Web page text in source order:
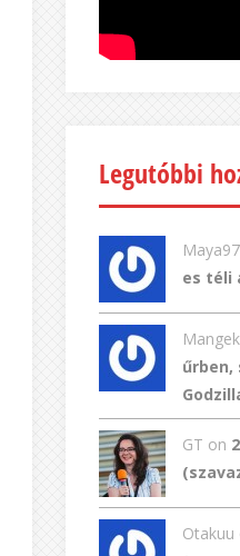
Legutóbbi
es téli
űrben,
GT on
Otakuu